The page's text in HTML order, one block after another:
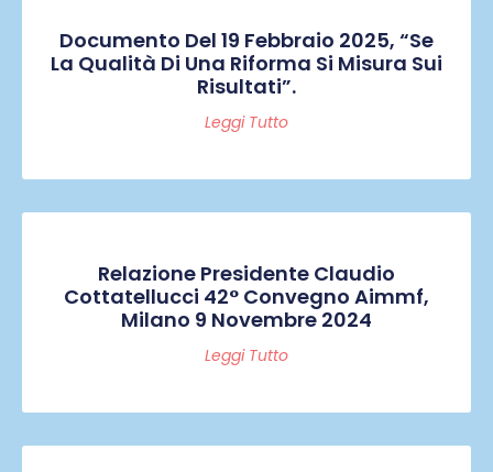
Documento Del 19 Febbraio 2025, “Se
La Qualità Di Una Riforma Si Misura Sui
Risultati”.
Leggi Tutto
Relazione Presidente Claudio
Cottatellucci 42° Convegno Aimmf,
Milano 9 Novembre 2024
Leggi Tutto